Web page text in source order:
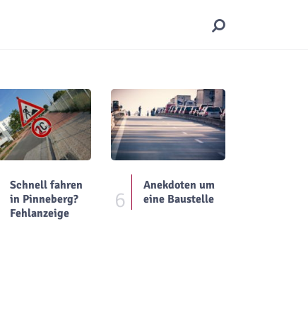
Schnell fahren
in Pinneberg?
Fehlanzeige
6
Anekdoten um
eine Baustelle